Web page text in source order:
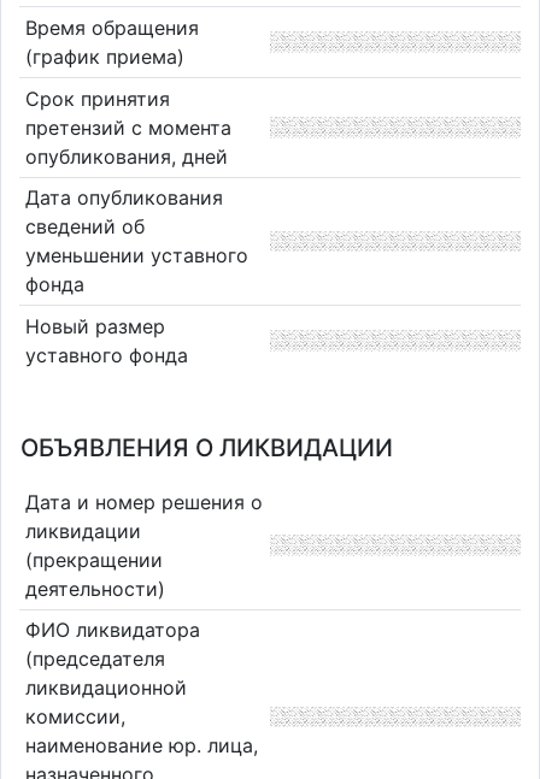
Время обращения
(график приема)
Срок принятия
претензий с момента
опубликования, дней
Дата опубликования
сведений об
уменьшении уставного
фонда
Новый размер
уставного фонда
ОБЪЯВЛЕНИЯ О ЛИКВИДАЦИИ
Дата и номер решения о
ликвидации
(прекращении
деятельности)
ФИО ликвидатора
(председателя
ликвидационной
комиссии,
наименование юр. лица,